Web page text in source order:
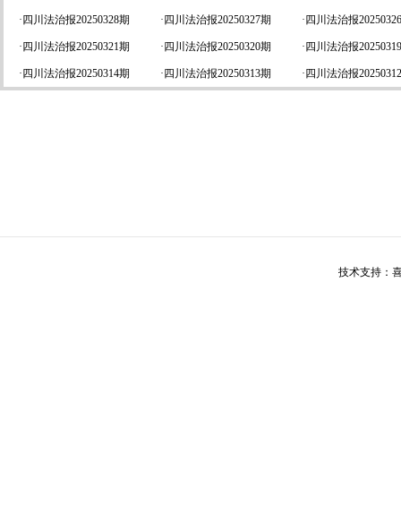
· 四川法治报20250328期 · 四川法治报20250327期 · 四川法治报
· 四川法治报20250321期 · 四川法治报20250320期 · 四川法治报
· 四川法治报20250314期 · 四川法治报20250313期 · 四川法治报
技术支持：